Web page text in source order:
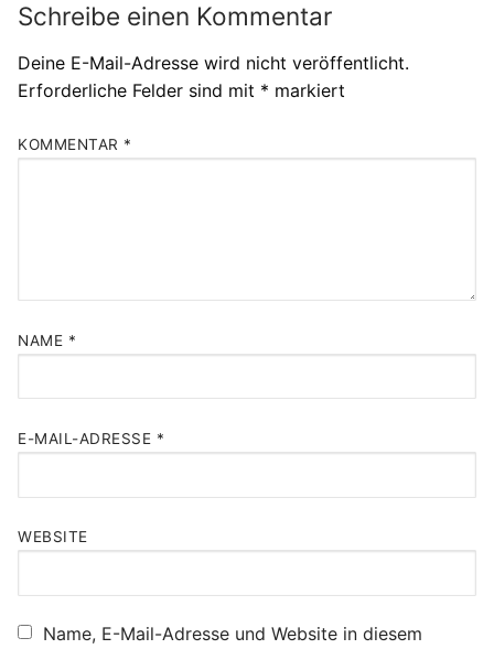
Schreibe einen Kommentar
Deine E-Mail-Adresse wird nicht veröffentlicht.
Erforderliche Felder sind mit * markiert
KOMMENTAR *
NAME *
E-MAIL-ADRESSE *
WEBSITE
Name, E-Mail-Adresse und Website in diesem